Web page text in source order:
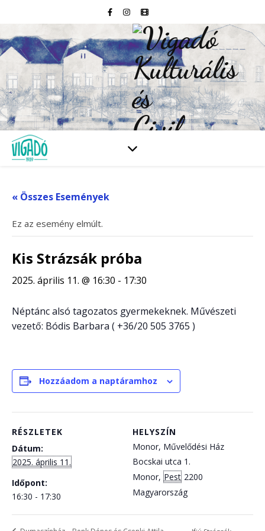
« Összes Események
Ez az esemény elmúlt.
Kis Strázsák próba
2025. április 11. @ 16:30 - 17:30
Néptánc alsó tagozatos gyermekeknek. Művészeti
vezető: Bódis Barbara ( +36/20 505 3765 )
Hozzáadom a naptáramhoz
RÉSZLETEK
Dátum:
2025. április 11.
Időpont:
16:30 - 17:30
HELYSZÍN
Monor, Művelődési Ház
Bocskai utca 1.
Monor, Pest 2200
Magyarország